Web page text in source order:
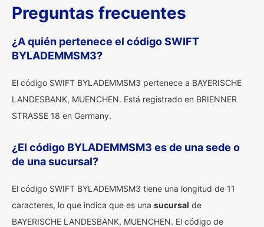
Preguntas frecuentes
¿A quién pertenece el código SWIFT
BYLADEMMSM3?
El código SWIFT BYLADEMMSM3 pertenece a BAYERISCHE
LANDESBANK, MUENCHEN. Está registrado en BRIENNER
STRASSE 18 en Germany.
¿El código BYLADEMMSM3 es de una sede o
de una sucursal?
El código SWIFT BYLADEMMSM3 tiene una longitud de 11
caracteres, lo que indica que es una sucursal de
BAYERISCHE LANDESBANK, MUENCHEN. El código de